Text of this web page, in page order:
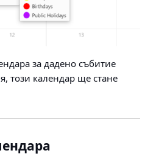
за дадено събитие
този календар ще стане